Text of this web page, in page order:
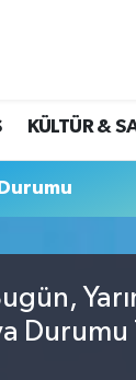
KÜLTÜR &
Durumu
Eczaneler
ve